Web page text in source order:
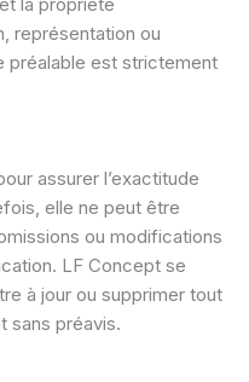
représentation ou
préalable est strictement
assurer l’exactitude
elle ne peut être
ou modifications
LF Concept se
à jour ou supprimer tout
sans préavis.